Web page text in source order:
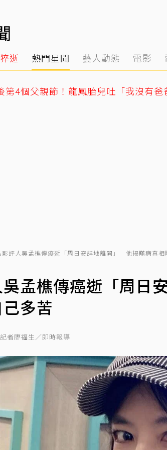
逝 熱門星聞 藝人動態 電影
影評人吳孟樵傳癌逝「周日安詳地離開」 他揭瞞病真相
孟樵傳癌逝「周
多苦
者廖福生／即時報導